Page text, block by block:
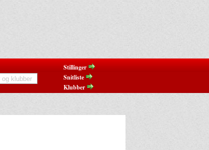
Stillinger
Snitliste
Klubber